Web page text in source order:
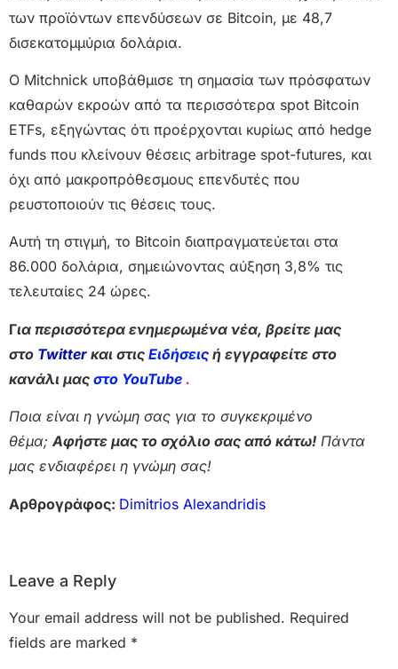
των προϊόντων επενδύσεων σε Bitcoin, με 48,7
δισεκατομμύρια δολάρια.
Ο Mitchnick υποβάθμισε τη σημασία των πρόσφατων
καθαρών εκροών από τα περισσότερα spot Bitcoin
ETFs, εξηγώντας ότι προέρχονται κυρίως από hedge
funds που κλείνουν θέσεις arbitrage spot-futures, και
όχι από μακροπρόθεσμους επενδυτές που
ρευστοποιούν τις θέσεις τους.
Αυτή τη στιγμή, το Bitcoin διαπραγματεύεται στα
86.000 δολάρια, σημειώνοντας αύξηση 3,8% τις
τελευταίες 24 ώρες.
Για περισσότερα ενημερωμένα νέα, βρείτε μας
στο Twitter και στις Ειδήσεις ή εγγραφείτε στο
κανάλι μας στο YouTube .
Ποια είναι η γνώμη σας για το συγκεκριμένο
θέμα;Αφήστε μας το σχόλιο σας από κάτω! Πάντα
μας ενδιαφέρει η γνώμη σας!
Αρθρογράφος: Dimitrios Alexandridis
Leave a Reply
Your email address will not be published. Required
fields are marked *